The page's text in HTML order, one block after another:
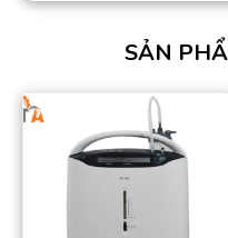
SẢN